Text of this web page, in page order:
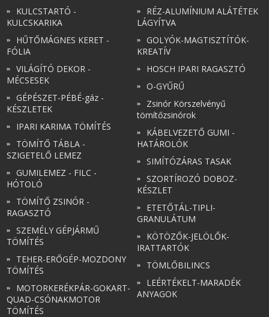
KULCSTARTÓ -
KULCSKARIKA
HŰTŐMÁGNES KERET -
FÓLIA
VILÁGÍTÓ DEKOR -
MÉCSESEK
GÉPÉSZET-PÉBÉ-gáz -
KÉSZLETEK
IPARI KARIMA TÖMÍTÉS
TÖMÍTŐ TÁBLA -
SZIGETELŐ LEMEZ
GUMILEMEZ - FILC -
HÓTOLÓ
TÖMÍTŐ ZSINÓR -
RAGASZTÓ
SZEMÉLY GÉPJÁRMŰ
TÖMÍTÉS
TEHER-ERŐGÉP-MOZDONY
TÖMÍTÉS
MOTORKERÉKPÁR-GOKART-
QUAD-CSÓNAKMOTOR
TÖMÍTÉS
RÉZ-ALUMÍNIUM ALÁTÉTEK
LÁGYÍTVA
GOLYÓK-MAGTISZTÍTÓK-
KREATÍV
HOSCH IPARI RAGASZTÓ
O-GYŰRŰ
Zsinór Körszelvényű
tömítőzsinórok
KÁBELVEZETŐ GUMI -
HATÁROLÓK
SIMÍTÓZÁRAS TASAK
SZORTÍROZÓ DOBOZ-
KÉSZLET
ETETŐTÁL-TIPLI-
GRANULÁTUM
KÖTÖZŐK-JELÖLŐK-
IRATTARTÓK
TÖMLŐBILINCS
LEÉRTÉKELT-MARADÉK
ANYAGOK